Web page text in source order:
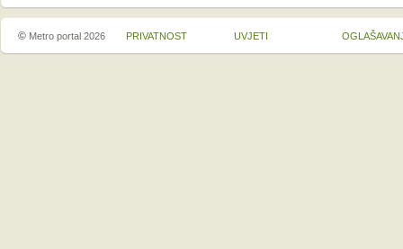
© Metro portal 2026 PRIVATNOST UVJETI